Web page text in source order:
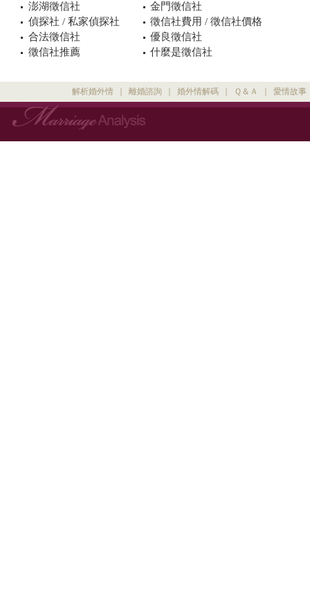
澎湖徵信社
金門徵信社
偵探社 / 私家偵探社
徵信社費用 / 徵信社價格
合法徵信社
優良徵信社
徵信社推薦
什麼是徵信社
解析婚外情 離婚諮詢 婚外情解碼 Ｑ＆Ａ 愛情故事